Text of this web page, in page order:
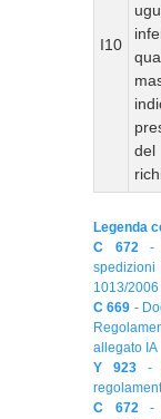
I10
Legenda
C 672-
spedizioni
1013/2006
C 669 -
allegato IA
Y 923 -
C 672-